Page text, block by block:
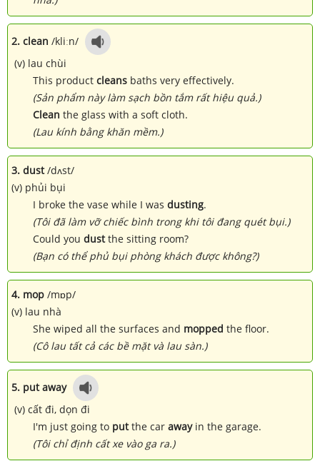
2. clean /kliːn/
(v) lau chùi
This product cleans baths very effectively.
(Sản phẩm này làm sạch bồn tắm rất hiệu quả.)
Clean the glass with a soft cloth.
(Lau kính bằng khăn mềm.)
3. dust/dʌst/
(v) phủi bụi
I broke the vase while I was dusting.
(Tôi đã làm vỡ chiếc bình trong khi tôi đang quét bụi.)
Could you dustthe sitting room?
(Bạn có thể phủ bụi phòng khách được không?)
4. mop /mɒp/
(v) lau nhà
She wiped all the surfaces and mopped the floor.
(Cô lau tất cả các bề mặt và lau sàn.)
5. put away
(v) cất đi, dọn đi
I'm just going to putthe car awayin the garage.
(Tôi chỉ định cất xe vào ga ra.)